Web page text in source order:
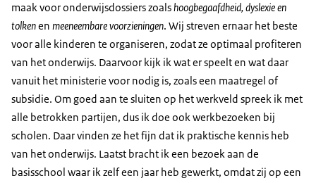
maak voor onderwijsdossiers zoalshoogbegaafdheid, dyslexie en
tolkenen meeneembare voorzieningen. Wij streven ernaar het beste
voor alle kinderen te organiseren, zodat ze optimaal profiteren
van het onderwijs. Daarvoor kijk ik wat er speelt en wat daar
vanuit het ministerie voor nodig is, zoals een maatregel of
subsidie. Om goed aan te sluiten op het werkveld spreek ik met
alle betrokken partijen, dus ik doe ook werkbezoeken bij
scholen. Daar vinden ze het fijn dat ik praktische kennis heb
van het onderwijs. Laatst bracht ik een bezoek aan de
basisschool waar ik zelf een jaar heb gewerkt, omdat zij op een